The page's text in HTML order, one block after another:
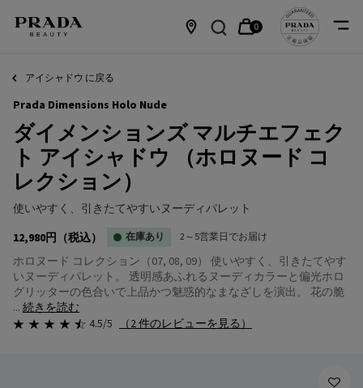
報
0
0 カート内の製品
アイシャドウ に戻る
Prada Dimensions Holo Nude
ダイメンションズ マルチエフェク
ト アイシャドウ （ホロヌード コ
レクション）
使いやすく、引きたてやすいヌーディパレット
12,980円 （税込） 在庫あり 2～5営業日でお届け
ホロヌード コレクション（07, 08, 09） 使いやすく、引きたてやす
いヌーディパレット。 透明感あふれるヌーディカラーと偏光ホロ
グリッターの色合いで上品かつ魅惑的なまなざしを演出。 花の脆
... 続きを読む
4.5/5 （2 件のレビューを見る）